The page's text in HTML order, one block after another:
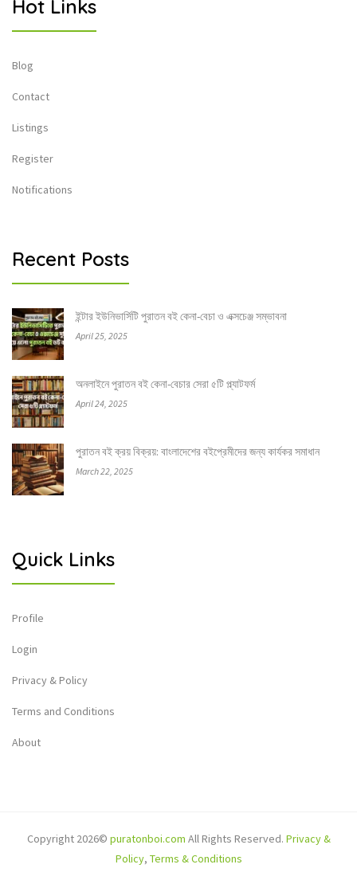
Hot Links
Blog
Contact
Listings
Register
Notifications
Recent Posts
ইন্টার ইউনিভার্সিটি পুরাতন বই কেনা-বেচা ও এক্সচেঞ্জ সম্ভাবনা
April 25, 2025
অনলাইনে পুরাতন বই কেনা-বেচার সেরা ৫টি প্ল্যাটফর্ম
April 24, 2025
পুরাতন বই ক্রয় বিক্রয়: বাংলাদেশের বইপ্রেমীদের জন্য কার্যকর সমাধান
March 22, 2025
Quick Links
Profile
Login
Privacy & Policy
Terms and Conditions
About
Copyright 2026© puratonboi.com All Rights Reserved. Privacy &
Policy, Terms & Conditions